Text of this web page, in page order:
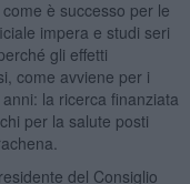
è successo per le
impera e studi seri
gli effetti
come avviene per i
la ricerca finanziata
per la salute posti
del Consiglio